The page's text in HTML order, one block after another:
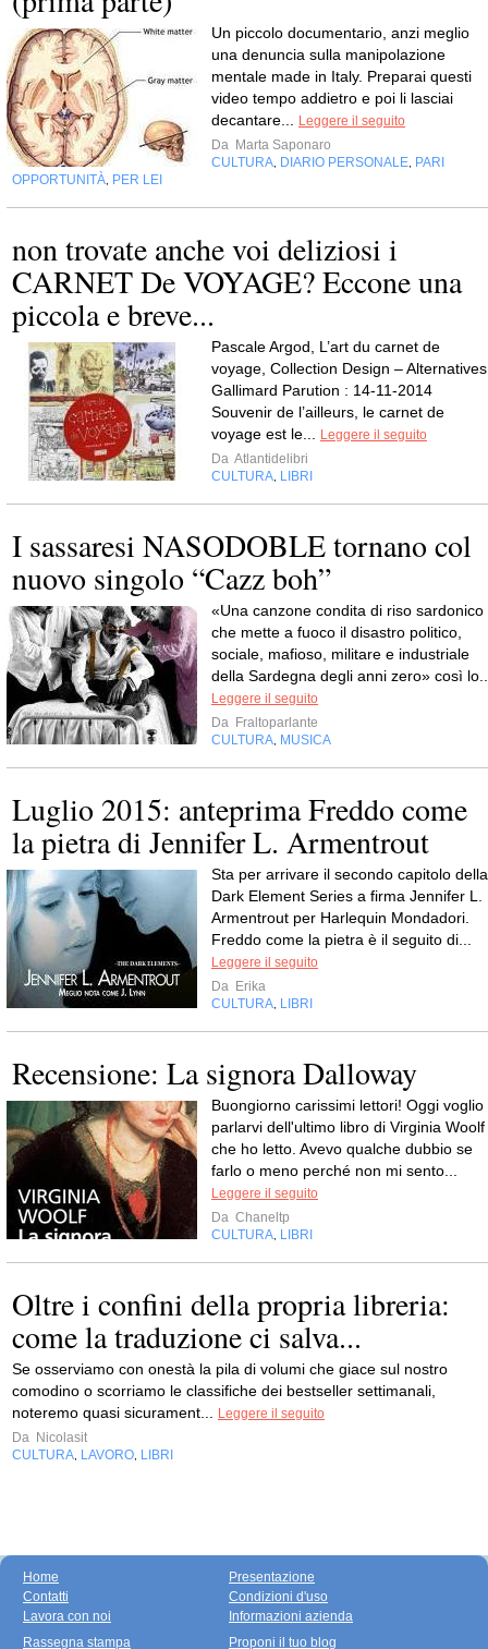
Un piccolo documentario, anzi meglio
una denuncia sulla manipolazione
mentale made in Italy. Preparai questi
video tempo addietro e poi li lasciai
decantare...
Leggere il seguito
Da Marta Saponaro
CULTURA DIARIO PERSONALE PARI
OPPORTUNITÀ PER LEI
non trovate anche voi deliziosi i
CARNET De VOYAGE? Eccone una
piccola e breve...
Pascale Argod, L’art du carnet de
voyage, Collection Design –
Gallimard Parution : 14-11-2014
Souvenir de l’ailleurs, le carnet de
voyage est le...
Leggere il seguito
Da Atlantidelibri
CULTURA LIBRI
I sassaresi NASODOBLE tornano col
nuovo singolo “Cazz boh”
«Una canzone condita di riso sardonico
che mette a fuoco il disastro politico,
sociale, mafioso, militare e industriale
della Sardegna degli anni zero» così
Leggere il seguito
Da Fraltoparlante
CULTURA MUSICA
Luglio 2015: anteprima Freddo come
la pietra di Jennifer L. Armentrout
Sta per arrivare il secondo capitolo della
Dark Element Series a firma Jennifer L.
Armentrout per Harlequin Mondadori.
Freddo come la pietra è il seguito di...
Leggere il seguito
Da Erika
CULTURA LIBRI
Recensione: La signora Dalloway
Buongiorno carissimi lettori! Oggi voglio
parlarvi dell'ultimo libro di Virginia Woolf
che ho letto. Avevo qualche dubbio se
farlo o meno perché non mi sento...
Leggere il seguito
Da Chaneltp
CULTURA LIBRI
Oltre i confini della propria libreria:
come la traduzione ci salva...
Se osserviamo con onestà la pila di volumi che giace sul nostro
comodino o scorriamo le classifiche dei bestseller settimanali,
noteremo quasi sicurament...
Leggere il seguito
Da Nicolasit
CULTURA LAVORO LIBRI
Home
Contatti
Lavora con noi
Presentazione
Condizioni d'uso
Informazioni azienda
Rassegna stampa
Proponi il tuo blog